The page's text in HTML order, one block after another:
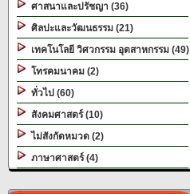
ศาสนาและปรัชญา (36)
ศิลปะและวัฒนธรรม (21)
เทคโนโลยี วิศวกรรม อุตสาหกรรม (49)
โทรคมนาคม (2)
ทั่วไป (60)
สังคมศาสตร์ (10)
ไม่สังกัดหมวด (2)
ภาษาศาสตร์ (4)